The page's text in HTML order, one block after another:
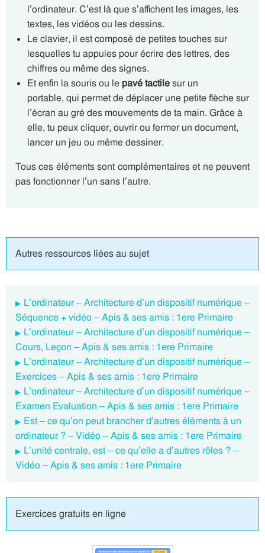
l’ordinateur. C’est là que s’affichent les images, les
textes, les vidéos ou les dessins.
Le clavier, il est composé de petites touches sur
lesquelles tu appuies pour écrire des lettres, des
chiffres ou même des signes.
Et enfin la souris ou lepavé tactilesur un
portable, qui permet de déplacer une petite flèche sur
l’écran au gré des mouvements de ta main. Grâce à
elle, tu peux cliquer, ouvrir ou fermer un document,
lancer un jeu ou même dessiner.
Tous ces éléments sont complémentaires et ne peuvent
pas fonctionner l’un sans l’autre.
Autres ressources liées au sujet
L’ordinateur – Architecture d’un dispositif numérique –
Séquence + vidéo – Apis & ses amis : 1ere Primaire
L’ordinateur – Architecture d’un dispositif numérique –
Cours, Leçon – Apis & ses amis : 1ere Primaire
L’ordinateur – Architecture d’un dispositif numérique –
Exercices – Apis & ses amis : 1ere Primaire
L’ordinateur – Architecture d’un dispositif numérique –
Examen Evaluation – Apis & ses amis : 1ere Primaire
Est – ce qu’on peut brancher d’autres éléments à un
ordinateur ? – Vidéo – Apis & ses amis : 1ere Primaire
L’unité centrale, est – ce qu’elle a d’autres rôles ? –
Vidéo – Apis & ses amis : 1ere Primaire
Exercices gratuits en ligne